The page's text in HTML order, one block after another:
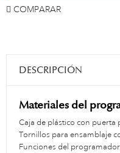
COMPARAR
DESCRIPCIÓN
Materiales del
Caja de plástico con puerta
Tornillos para ensamblaje
Funciones del programador